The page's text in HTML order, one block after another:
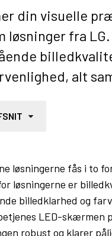
din visuelle
løsninger fra
alt
løsningerne fås i to
løsningerne er
billedklarhed og
LED-skærmen
robust og klarer